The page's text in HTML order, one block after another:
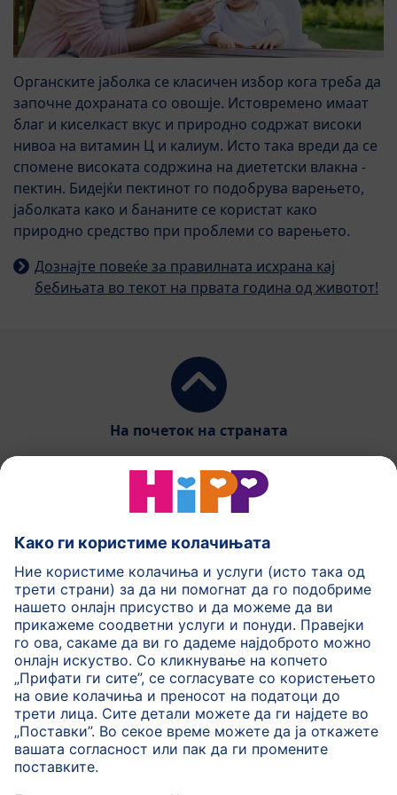
Органските јаболка се класичен избор кога треба да
започне дохраната со овошје. Истовремено имаат
благ и киселкаст вкус и природно содржат високи
нивоа на витамин Ц и калиум. Исто така вреди да се
спомене високата содржина на диететски влакна -
пектин. Бидејќи пектинот го подобрува варењето,
јаболката како и бананите се користат како
природно средство при проблеми со варењето.
Дознајте повеќе за правилната исхрана кај
бебињата во текот на првата година од животот!
На почеток на страната
HiPP Млечни формули
HiPP Храна за бебиња
HiPP за деца
HiPP Нега за кожа
HiPP Бременост
Политика на приватност
Услови на користење
Импринт
Повеќе за HiPP Контакт